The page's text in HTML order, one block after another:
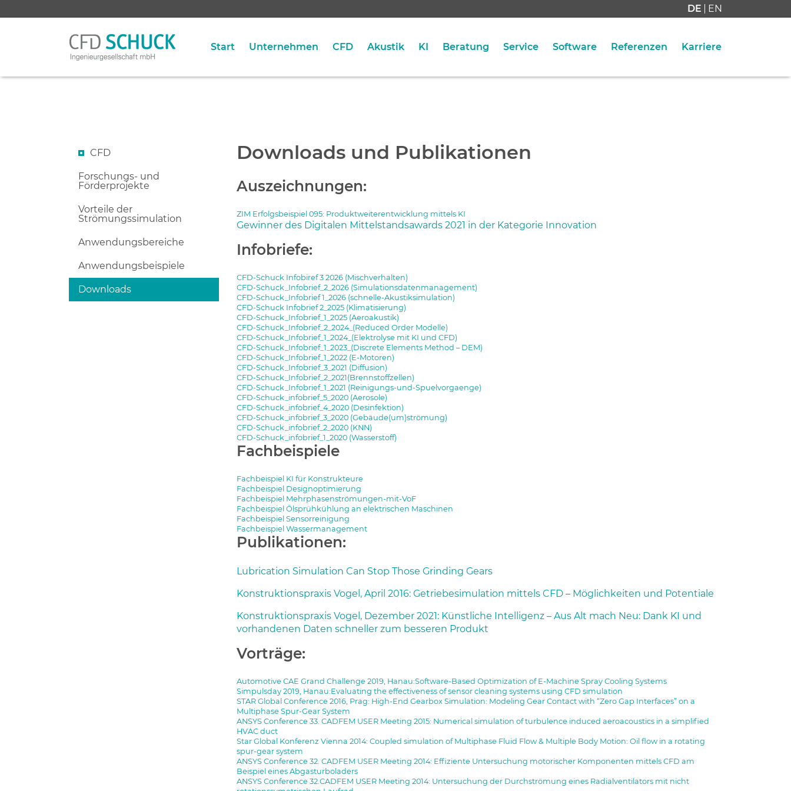
DE EN
Start Unternehmen CFD Akustik KI Beratung Service Software Referenzen Karriere
CFD
Forschungs- und
Förderprojekte
Vorteile der
Strömungssimulation
Anwendungsbereiche
Anwendungsbeispiele
Downloads
Downloads und Publikationen
Auszeichnungen:
ZIM Erfolgsbeispiel 095: Produktweiterentwicklung mittels KI
Gewinner des Digitalen Mittelstandsawards 2021 in der Kategorie Innovation
Infobriefe:
CFD-Schuck Infobiref 3 2026 (Mischverhalten)
CFD-Schuck_Infobrief_2_2026 (Simulationsdatenmanagement)
CFD-Schuck_Infobrief 1_2026 (schnelle-Akustiksimulation)
CFD-Schuck Infobrief 2_2025 (Klimatisierung)
CFD-Schuck_Infobrief_1_2025 (Aeroakustik)
CFD-Schuck_Infobrief_2_2024_(Reduced Order Modelle)
CFD-Schuck_Infobrief_1_2024_(Elektrolyse mit KI und CFD)
CFD-Schuck_Infobrief_1_2023_(Discrete Elements Method – DEM)
CFD-Schuck_Infobrief_1_2022 (E-Motoren)
CFD-Schuck_Infobrief_3_2021 (Diffusion)
CFD-Schuck_Infobrief_2_2021(Brennstoffzellen)
CFD-Schuck_Infobrief_1_2021 (Reinigungs-und-Spuelvorgaenge)
CFD-Schuck_infobrief_5_2020 (Aerosole)
CFD-Schuck_infobrief_4_2020 (Desinfektion)
CFD-Schuck_infobrief_3_2020 (Gebäude(um)strömung)
CFD-Schuck_infobrief_2_2020 (KNN)
CFD-Schuck_infobrief_1_2020 (Wasserstoff)
Fachbeispiele
Fachbeispiel KI für Konstrukteure
Fachbeispiel Designoptimierung
Fachbeispiel Mehrphasenströmungen-mit-VoF
Fachbeispiel Ölsprühkühlung an elektrischen Maschinen
Fachbeispiel Sensorreinigung
Fachbeispiel Wassermanagement
Publikationen:
Lubrication Simulation Can Stop Those Grinding Gears
Konstruktionspraxis Vogel, April 2016: Getriebesimulation mittels CFD – Möglichkeiten und Potentiale
Konstruktionspraxis Vogel, Dezember 2021: Künstliche Intelligenz – Aus Alt mach Neu: Dank KI und
vorhandenen Daten schneller zum besseren Produkt
Vorträge:
Automotive CAE Grand Challenge 2019, Hanau:Software-Based Optimization of E-Machine Spray Cooling Systems
Simpulsday 2019, Hanau:Evaluating the effectiveness of sensor cleaning systems using CFD simulation
STAR Global Conference 2016, Prag: High-End Gearbox Simulation: Modeling Gear Contact with “Zero Gap Interfaces” on a
Multiphase Spur-Gear System
ANSYS Conference 33. CADFEM USER Meeting 2015: Numerical simulation of turbulence induced aeroacoustics in a simplified
HVAC duct
Star Global Konferenz Vienna 2014: Coupled simulation of Multiphase Fluid Flow & Multiple Body Motion: Oil flow in a rotating
spur-gear system
ANSYS Conference 32. CADFEM USER Meeting 2014: Effiziente Untersuchung motorischer Komponenten mittels CFD am
Beispiel eines Abgasturboladers
ANSYS Conference 32.CADFEM USER Meeting 2014: Untersuchung der Durchströmung eines Radialventilators mit nicht